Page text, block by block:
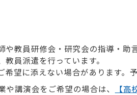
教員研修会・研究会の指導・助
員派遣を行っています。
望に添えない場合があります。
講演会をご希望の場合は、
【高